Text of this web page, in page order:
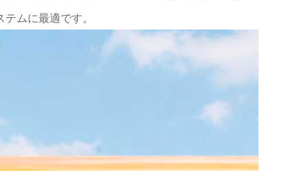
ムに最適です。